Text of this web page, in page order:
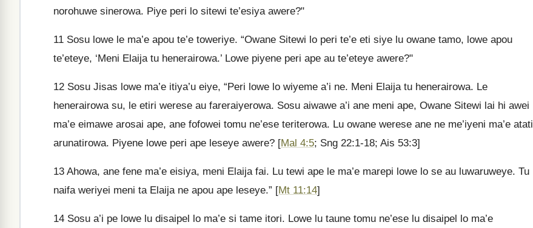
norohuwe sinerowa. Piye peri lo sitewi te’esiya awere?"
11 Sosu lowe le ma’e apou te’e toweriye. “Owane Sitewi lo peri te’e eti siye lu owane tamo, lowe apou
te’eteye, ‘Meni Elaija tu henerairowa.’ Lowe piyene peri ape au te’eteye awere?"
12 Sosu Jisas lowe ma’e itiya’u eiye, “Peri lowe lo wiyeme a’i ne. Meni Elaija tu henerairowa. Le
henerairowa su, le etiri werese au fareraiyerowa. Sosu aiwawe a’i ane meni ape, Owane Sitewi lai hi awei
ma’e eimawe arosai ape, ane fofowei tomu ne’ese teriterowa. Lu owane werese ane ne me’iyeni ma’e atati
arunatirowa. Piyene lowe peri ape leseye awere? [Mal 4:5; Sng 22:1-18; Ais 53:3]
13 Ahowa, ane fene ma’e eisiya, meni Elaija fai. Lu tewi ape le ma’e marepi lowe lo se au luwaruweye. Tu
naifa weriyei meni ta Elaija ne apou ape leseye.” [Mt 11:14]
14 Sosu a’i pe lowe lu disaipel lo ma’e si tame itori. Lowe lu taune tomu ne’ese lu disaipel lo ma’e